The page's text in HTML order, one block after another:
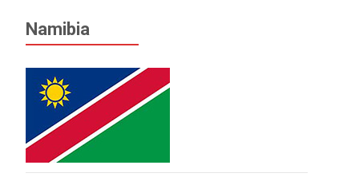
Namibia